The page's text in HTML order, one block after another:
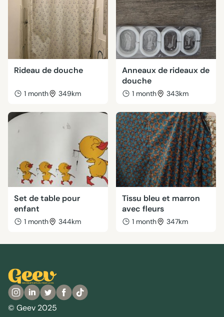
Rideau de douche
1 month 349km
Anneaux de rideaux de
douche
1 month 343km
Set de table pour
enfant
1 month 344km
Tissu bleu et marron
avec fleurs
1 month 347km
© Geev 2025